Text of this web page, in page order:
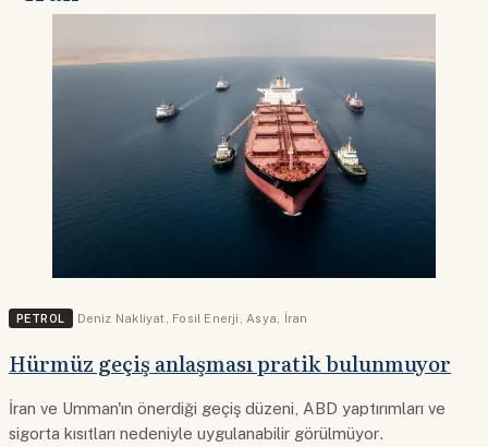
PETROL Deniz Nakliyat Fosil Enerji Asya İran
Hürmüz geçiş anlaşması pratik bulunmuyor
İran ve Umman'ın önerdiği geçiş düzeni, ABD yaptırımları ve
sigorta kısıtları nedeniyle uygulanabilir görülmüyor.